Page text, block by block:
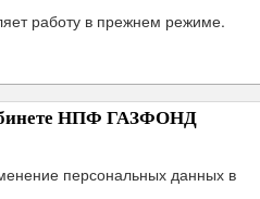
работу в прежнем режиме.
НПФ ГАЗФОНД
персональных данных в